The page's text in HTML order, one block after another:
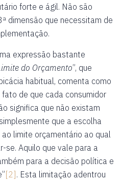
forte e ágil. Não são
dimensão que necessitam de
expressão bastante
do Orçamento”, que
habitual, comenta como
fato de que cada consumidor
significa que não existam
que a escolha
limite orçamentário ao qual
se. Aquilo que vale para a
para a decisão política e
[2] . Esta limitação adentrou